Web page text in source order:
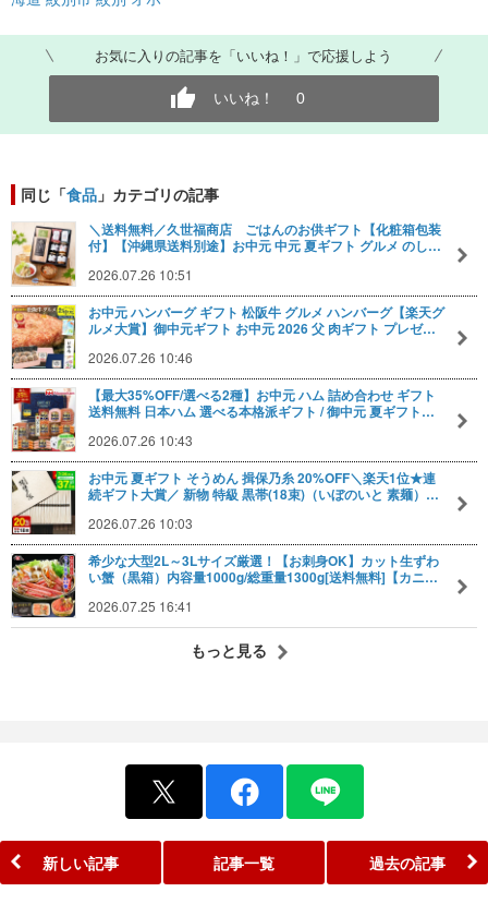
お気に入りの記事を「いいね！」で応援しよう
いいね！ 0
同じ「食品 」カテゴリの記事
＼送料無料／久世福商店 ごはんのお供ギフト【化粧箱包装
付】【沖縄県送料別途】お中元 中元 夏ギフト グルメ のし…
2026.07.26 10:51
お中元 ハンバーグ ギフト 松阪牛 グルメ ハンバーグ【楽天グ
ルメ大賞】御中元ギフト お中元 2026 父 肉ギフト プレゼ…
2026.07.26 10:46
【最大35%OFF/選べる2種】お中元 ハム 詰め合わせ ギフト
送料無料 日本ハム 選べる本格派ギフト / 御中元 夏ギフト…
2026.07.26 10:43
お中元 夏ギフト そうめん 揖保乃糸 20%OFF＼楽天1位★連
続ギフト大賞／ 新物 特級 黒帯(18束)（いぼのいと 素麺）…
2026.07.26 10:03
希少な大型2L～3Lサイズ厳選！【お刺身OK】カット生ずわ
い蟹（黒箱）内容量1000g/総重量1300g[送料無料]【カニ…
2026.07.25 16:41
もっと見る
新しい記事 記事一覧 過去の記事